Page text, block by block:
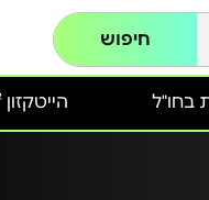
חיפוש
הייטקזון PRO² בחו"ל